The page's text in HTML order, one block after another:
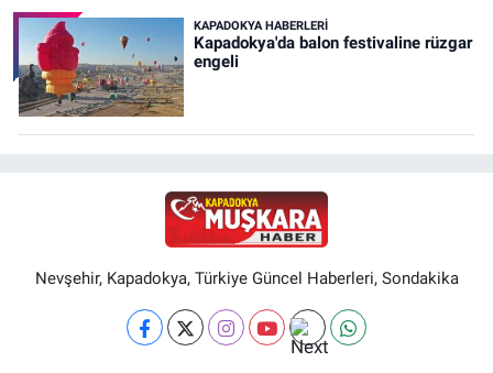
KAPADOKYA HABERLERI
Kapadokya'da balon festivaline rüzgar
engeli
Nevşehir, Kapadokya, Türkiye Güncel Haberleri, Sondakika